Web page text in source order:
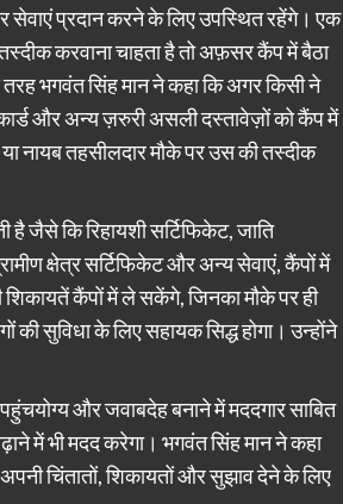
प्रदान करने के लिए उपस्थित रहेंगे। एक
करवाना चाहता है तो अफ़सर कैंप में बैठा
भगवंत सिंह मान ने कहा कि अगर किसी ने
और अन्य ज़रुरी असली दस्तावेज़ों को कैंप में
नायब तहसीलदार मौके पर उस की तस्दीक
जैसे कि रिहायशी सर्टिफिकेट, जाति
क्षेत्र सर्टिफिकेट और अन्य सेवाएं, कैंपों में
शिकायतें कैंपों में ले सकेंगे, जिनका मौके पर ही
की सुविधा के लिए सहायक सिद्ध होगा। उन्होंने
और जवाबदेह बनाने में मददगार साबित
में भी मदद करेगा। भगवंत सिंह मान ने कहा
चिंतातों, शिकायतों और सुझाव देने के लिए